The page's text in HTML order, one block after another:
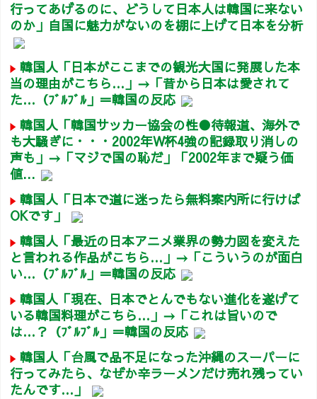
行ってあげるのに、どうして日本人は韓国に来ない
のか」自国に魅力がないのを棚に上げて日本を分析
韓国人「日本がここまでの観光大国に発展した本
当の理由がこちら…」→「昔から日本は愛されて
た…（ﾌﾞﾙﾌﾞﾙ」＝韓国の反応
韓国人「韓国サッカー協会の性●待報道、海外で
も大騒ぎに・・・2002年W杯4強の記録取り消しの
声も」→「マジで国の恥だ」「2002年まで疑う価
値...
韓国人「日本で道に迷ったら無料案内所に行けば
OKです」
韓国人「最近の日本アニメ業界の勢力図を変えた
と言われる作品がこちら…」→「こういうのが面白
い…（ﾌﾞﾙﾌﾞﾙ」＝韓国の反応
韓国人「現在、日本でとんでもない進化を遂げて
いる韓国料理がこちら…」→「これは旨いので
は…？（ﾌﾞﾙﾌﾞﾙ」＝韓国の反応
韓国人「台風で品不足になった沖縄のスーパーに
行ってみたら、なぜか辛ラーメンだけ売れ残ってい
たんです…」